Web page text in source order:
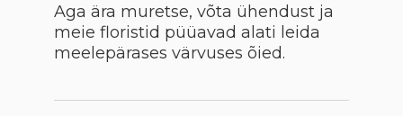
Aga ära muretse, võta ühendust ja
meie floristid püüavad alati leida
meelepärases värvuses õied.